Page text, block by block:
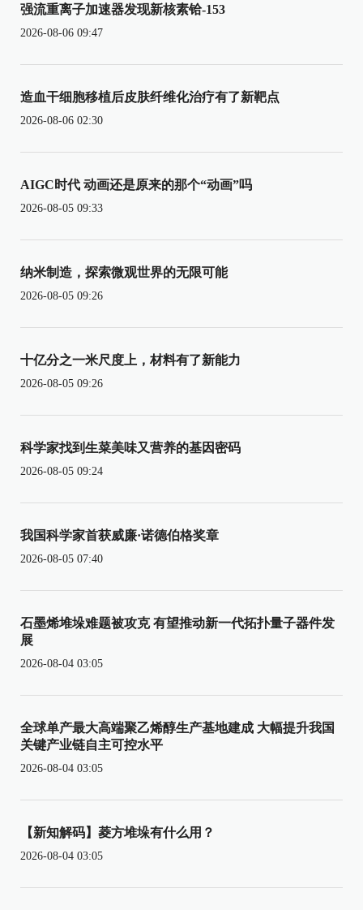
强流重离子加速器发现新核素铪-153
2026-08-06 09:47
造血干细胞移植后皮肤纤维化治疗有了新靶点
2026-08-06 02:30
AIGC时代 动画还是原来的那个“动画”吗
2026-08-05 09:33
纳米制造，探索微观世界的无限可能
2026-08-05 09:26
十亿分之一米尺度上，材料有了新能力
2026-08-05 09:26
科学家找到生菜美味又营养的基因密码
2026-08-05 09:24
我国科学家首获威廉·诺德伯格奖章
2026-08-05 07:40
石墨烯堆垛难题被攻克 有望推动新一代拓扑量子器件发
展
2026-08-04 03:05
全球单产最大高端聚乙烯醇生产基地建成 大幅提升我国
关键产业链自主可控水平
2026-08-04 03:05
【新知解码】菱方堆垛有什么用？
2026-08-04 03:05